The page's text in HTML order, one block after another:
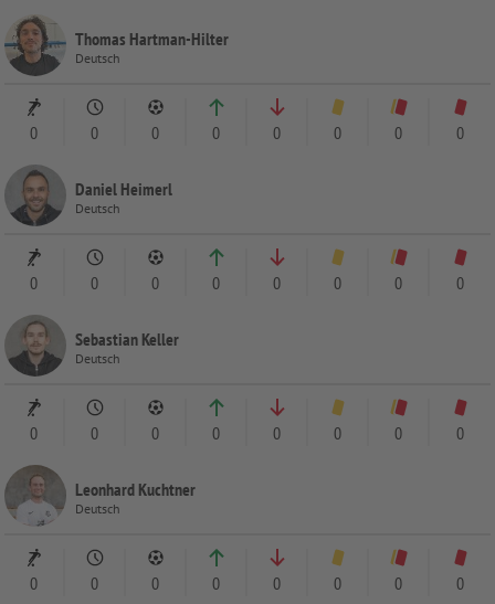
Thomas Hartman-Hilter
Deutsch
0 0 0 0 0 0 0 0
Daniel Heimerl
Deutsch
0 0 0 0 0 0 0 0
Sebastian Keller
Deutsch
0 0 0 0 0 0 0 0
Leonhard Kuchtner
Deutsch
0 0 0 0 0 0 0 0